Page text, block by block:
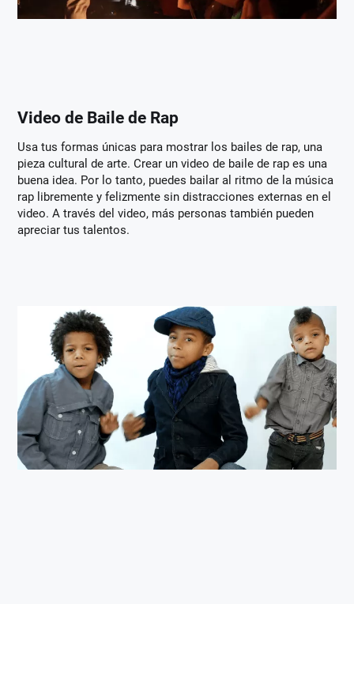
Video de Baile de Rap
Usa tus formas únicas para mostrar los bailes de rap, una
pieza cultural de arte. Crear un video de baile de rap es una
buena idea. Por lo tanto, puedes bailar al ritmo de la música
rap libremente y felizmente sin distracciones externas en el
video. A través del video, más personas también pueden
apreciar tus talentos.